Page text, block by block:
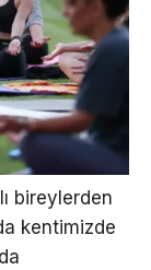
bireylerden
kentimizde